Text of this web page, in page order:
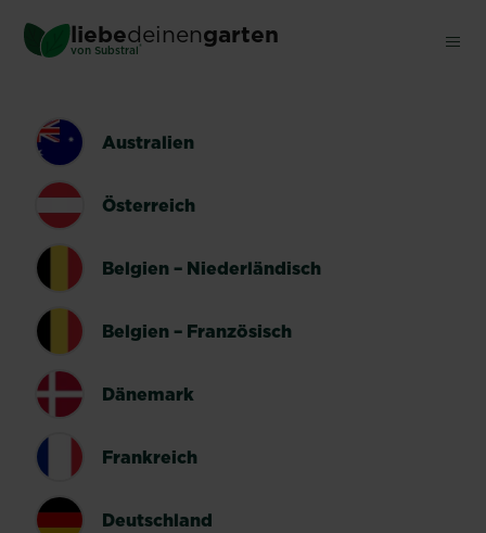
main
liebedeinengarten
von Substral ®
Australien
Österreich
Belgien – Niederländisch
Belgien – Französisch
Dänemark
Frankreich
Deutschland